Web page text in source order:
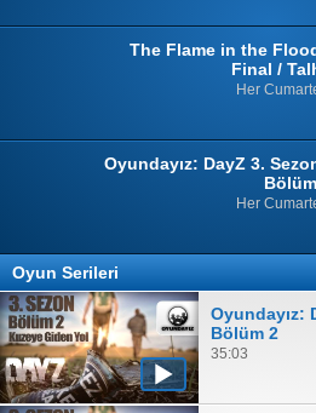
The Flame in the
Final /
Her
Oyundayız: DayZ 3.
Her
Oyun Serileri
Oyundayız:
Bölüm 2
35:03